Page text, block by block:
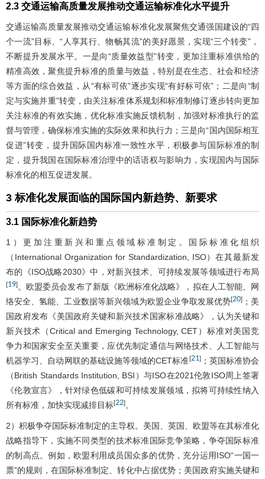
2.3 交通运输高质量发展推动交通运输标准化水平提升
交通运输高质量发展推动交通运输标准化发展聚焦交通强国建设的“四
个一流”目标、“人享其行、物畅其流”的美好愿景，实现“三个转变”，
不断提升发展水平。一是向“质量效益型”转变，更加注重标准供给的
精准高效，聚焦提升标准的质量与效益，特别是在生态、社会和经济
等方面的综合效益，从“有标可依”逐步实现“有好标可依”；二是向“制
定与实施并重”转变，由关注标准体系规划和标准制修订逐步转向更加
关注标准的有效实施，优化标准实施反馈机制，加强对标准执行的监
督与管理，确保标准实施的实际效果和执行力；三是向“国内国际相互
促进”转变，提升国际国内标准一致性水平，积极参与国际标准的制
定，提升我国在国际标准治理中的话语权与影响力，实现国内与国际
标准化的相互促进发展。
3 标准化发展面临的国际国内新趋势、新要求
3.1 国际标准化新趋势
1）更加注重新兴和重点领域标准制定。国际标准化组织
（International Organization for Standardization, ISO）在其最新发
布的《ISO战略2030》中，对新兴技术、可持续发展等领域进行布局
[19]。欧盟委员会发布了新版《欧洲标准化战略》，拟在人工智能、网
络安全、氢能、工业数据等新兴领域为欧盟企业争取发展优势[20]；美
国政府发布《美国政府关键和新兴技术国家标准战略》，认为关键和
新兴技术（Critical and Emerging Technology, CET）标准对美国竞
争力和国家安全至关重要，应优先制定通信与网络技术、人工智能与
机器学习、自动网联的基础设施等领域的CET标准[21]；英国标准协会
（British Standards Institution, BSI）与ISO在2021伦敦ISO周上签署
《伦敦宣言》，针对绿色低碳和可持续发展领域，拟将可持续性纳入
所有标准，加快实现减排目标[22]。
2）积极争夺国际标准制定的主导权。美国、英国、欧盟等在其标准化
战略指导下，实施不同类型的技术标准国际竞争策略，争夺国际标准
的制高点。例如，欧盟利用成员国众多的优势，充分运用ISO“一国一
票”的规则，在国际标准制定、转化中占据优势；美国政府实施关键和